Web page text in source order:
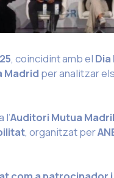
, coincidint amb el
Madrid per analitzar
l’Auditori Mutua
, organitzat per